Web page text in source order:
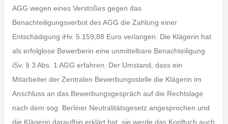
AGG wegen eines Verstoßes gegen das
Benachteiligungsverbot des AGG die Zahlung einer
Entschädigung iHv. 5.159,88 Euro verlangen. Die Klägerin hat
als erfolglose Bewerberin eine unmittelbare Benachteiligung
iSv. § 3 Abs. 1 AGG erfahren. Der Umstand, dass ein
Mitarbeiter der Zentralen Bewerbungsstelle die Klägerin im
Anschluss an das Bewerbungsgespräch auf die Rechtslage
nach dem sog. Berliner Neutralitätsgesetz angesprochen und
die Klägerin daraufhin erklärt hat, sie werde das Kopftuch auch